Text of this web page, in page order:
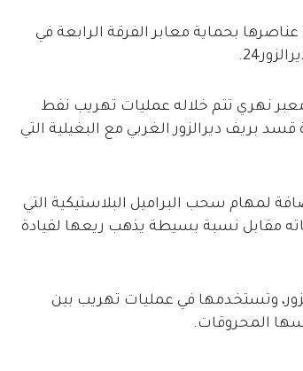
عناصرها بحماية معابر الفرقة الرابعة في
بحماية معبر نهري تتم خلاله عمليات تهريب نفط
بريف ديرالزور الغربي مع البغيلية التي
البغيلية، إضافة لمهام سحب البراميل البلاستيكية التي
مقابل نسبة بسيطة يذهب ريعها لقيادة
وتستخدمها في عمليات تهريب بين
المحروقات.